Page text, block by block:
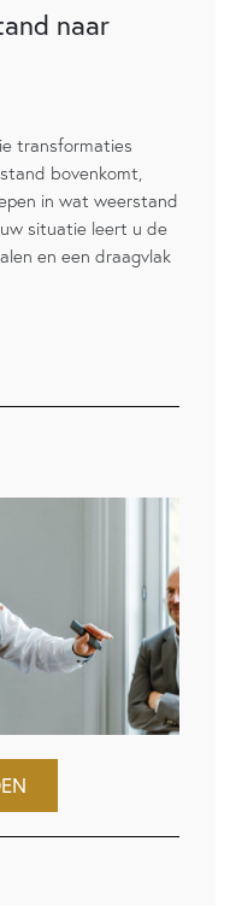
naar
transformaties
bovenkomt,
in wat weerstand
situatie leert u de
en een draagvlak